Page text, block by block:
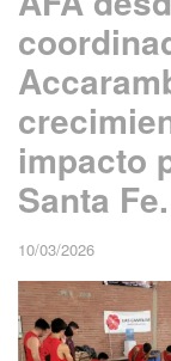
impacto
Santa Fe.
10/03/2026